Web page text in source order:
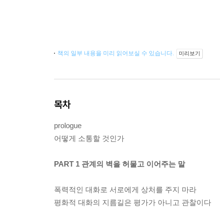
책의 일부 내용을 미리 읽어보실 수 있습니다. 미리보기
목차
prologue
어떻게 소통할 것인가
PART 1 관계의 벽을 허물고 이어주는 말
폭력적인 대화로 서로에게 상처를 주지 마라
평화적 대화의 지름길은 평가가 아니고 관찰이다